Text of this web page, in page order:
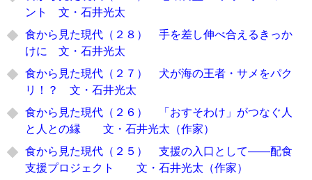
ント 文・石井光太
食から見た現代（２８） 手を差し伸べ合えるきっか
けに 文・石井光太
食から見た現代（２７） 犬が海の王者・サメをパク
リ！？ 文・石井光太
食から見た現代（２６） 「おすそわけ」がつなぐ人
と人との縁 文・石井光太（作家）
食から見た現代（２５） 支援の入口として――配食
支援プロジェクト 文・石井光太（作家）